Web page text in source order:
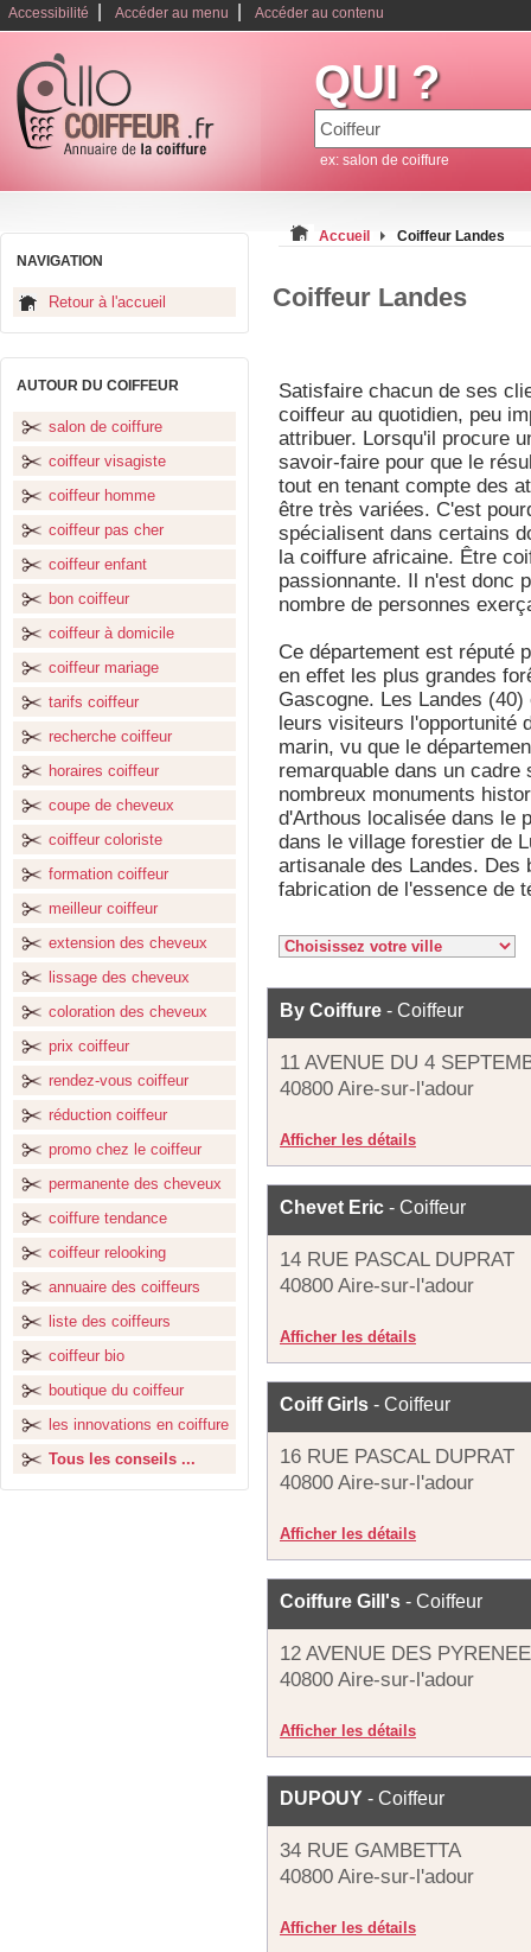
Accessibilité Accéder au menu Accéder au contenu
QUI ?
ex: salon de coiffure
NAVIGATION
Retour à l'accueil
AUTOUR DU COIFFEUR
salon de coiffure
coiffeur visagiste
coiffeur homme
coiffeur pas cher
coiffeur enfant
bon coiffeur
coiffeur à domicile
coiffeur mariage
tarifs coiffeur
recherche coiffeur
horaires coiffeur
coupe de cheveux
coiffeur coloriste
formation coiffeur
meilleur coiffeur
extension des cheveux
lissage des cheveux
coloration des cheveux
prix coiffeur
rendez-vous coiffeur
réduction coiffeur
promo chez le coiffeur
permanente des cheveux
coiffure tendance
coiffeur relooking
annuaire des coiffeurs
liste des coiffeurs
coiffeur bio
boutique du coiffeur
les innovations en coiffure
Tous les conseils ...
Accueil Coiffeur Landes
Coiffeur Landes
Satisfaire chacun de ses
coiffeur au quotidien, peu
attribuer. Lorsqu'il procure
savoir-faire pour que le
tout en tenant compte des
être très variées. C'est
spécialisent dans certains
la coiffure africaine. Être
passionnante. Il n'est donc
nombre de personnes
Ce département est réputé
en effet les plus grandes
Gascogne. Les Landes
leurs visiteurs l'opportunité
marin, vu que le
remarquable dans un
nombreux monuments
d'Arthous localisée dans le
dans le village forestier de
artisanale des Landes. Des
fabrication de l'essence de
By Coiffure - Coiffeur
11 AVENUE DU 4
40800 Aire-sur-l'adour
Afficher les détails
Chevet Eric - Coiffeur
14 RUE PASCAL DUPRAT
40800 Aire-sur-l'adour
Afficher les détails
Coiff Girls - Coiffeur
16 RUE PASCAL DUPRAT
40800 Aire-sur-l'adour
Afficher les détails
Coiffure Gill's - Coiffeur
12 AVENUE DES
40800 Aire-sur-l'adour
Afficher les détails
DUPOUY - Coiffeur
34 RUE GAMBETTA
40800 Aire-sur-l'adour
Afficher les détails